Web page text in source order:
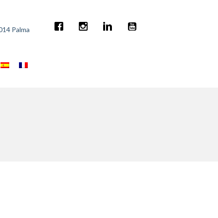
Palma